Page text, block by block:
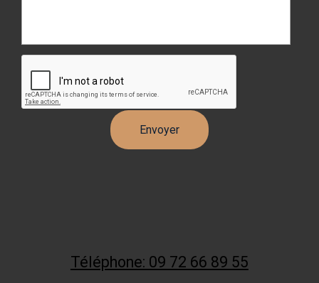
Téléphone: 09 72 66 89 55